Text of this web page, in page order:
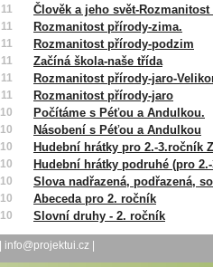
11 Člověk a jeho svět-
11 Rozmanitost přírody-zima.
11 Rozmanitost přírody-podzim
11 Začíná škola-naše třída
11 Rozmanitost přírody-jaro-
11 Rozmanitost přírody-jaro
10 Počítáme s Péťou a Andulkou.
10 Násobení s Péťou a Andulkou
10 Hudební hrátky pro 2.-3.ročník
10 Hudební hrátky podruhé (pro
10 Slova nadřazená, podřazená,
10 Abeceda pro 2. ročník
10 Slovní druhy - 2. ročník
info@projektui.cz